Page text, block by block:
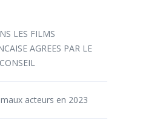
LES FILMS
AGREES PAR LE
acteurs en 2023